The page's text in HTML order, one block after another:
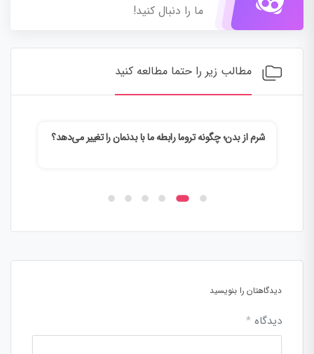
ما را دنبال کنید!
مطالب زیر را حتما مطالعه کنید
شرم از بدن؛ چگونه تروما رابطه ما با بدنمان را تغییر می‌دهد؟
دیدگاهتان را بنویسید
دیدگاه *